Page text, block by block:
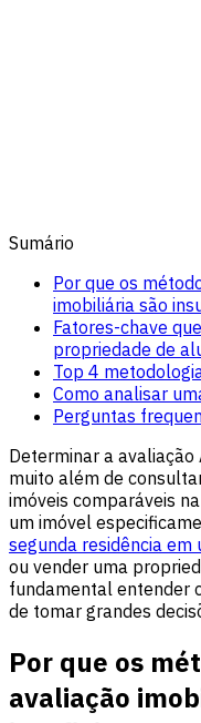
Sumário
Por que os
imobiliária são
Fatores-chave
propriedade de
Top 4
Como analisar
Perguntas
Determinar a
muito além de
imóveis comparáveis
um imóvel
segunda residência
ou vender uma
fundamental entender
de tomar grandes
Por que os
avaliação